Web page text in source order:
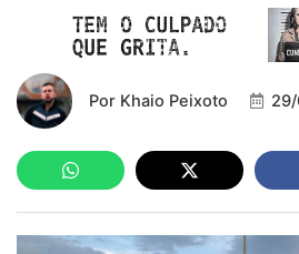
Por Khaio Peixoto